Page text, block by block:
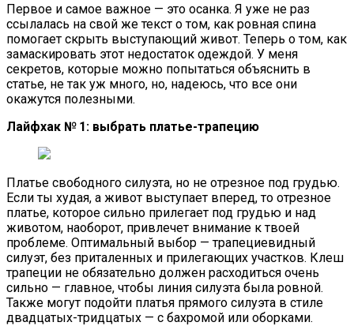
Первое и самое важное — это осанка. Я уже не раз
ссылалась на свой же текст о том, как ровная спина
помогает скрыть выступающий живот. Теперь о том, как
замаскировать этот недостаток одеждой. У меня
секретов, которые можно попытаться объяснить в
статье, не так уж много, но, надеюсь, что все они
окажутся полезными.
Лайфхак № 1: выбрать платье-трапецию
Платье свободного силуэта, но не отрезное под грудью.
Если ты худая, а живот выступает вперед, то отрезное
платье, которое сильно прилегает под грудью и над
животом, наоборот, привлечет внимание к твоей
проблеме. Оптимальный выбор — трапециевидный
силуэт, без приталенных и прилегающих участков. Клеш
трапеции не обязательно должен расходиться очень
сильно — главное, чтобы линия силуэта была ровной.
Также могут подойти платья прямого силуэта в стиле
двадцатых-тридцатых — с бахромой или оборками.